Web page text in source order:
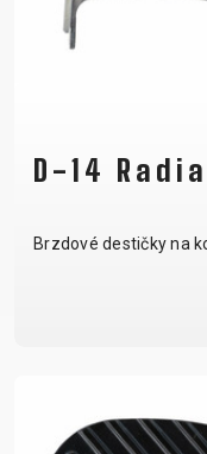
D-14
Brzdové destičky na